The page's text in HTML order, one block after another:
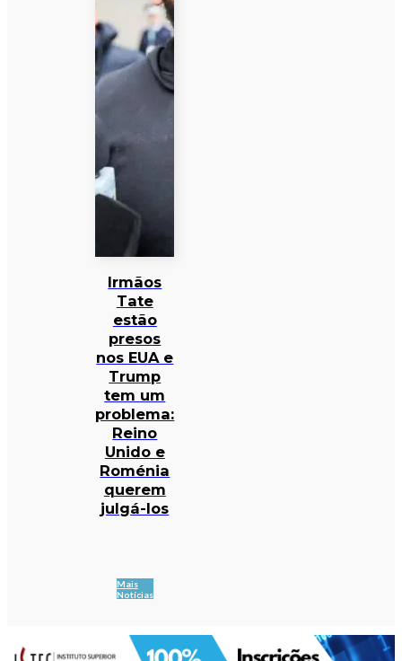
Irmãos
Tate
estão
presos
nos EUA e
Trump
tem um
problema:
Reino
Unido e
Roménia
querem
julgá-los
Mais
Notícias